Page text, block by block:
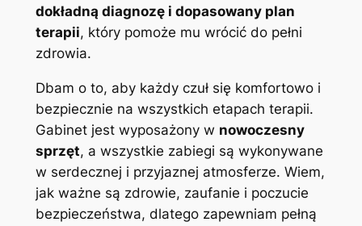
dokładną diagnozę i dopasowany plan
terapii, który pomoże mu wrócić do pełni
zdrowia.
Dbam o to, aby każdy czuł się komfortowo i
bezpiecznie na wszystkich etapach terapii.
Gabinet jest wyposażony w nowoczesny
sprzęt, a wszystkie zabiegi są wykonywane
w serdecznej i przyjaznej atmosferze. Wiem,
jak ważne są zdrowie, zaufanie i poczucie
bezpieczeństwa, dlatego zapewniam pełną